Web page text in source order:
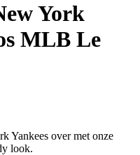
York
MLB Le
Yankees over met onze
look.